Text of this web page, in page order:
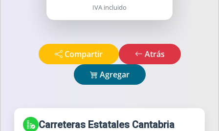
IVA incluido
Compartir
Atrás
Agregar
Carreteras Estatales Cantabria